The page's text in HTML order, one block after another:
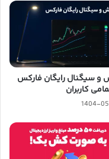
و سیگنال رایگان فارکس
کاربران
1404-